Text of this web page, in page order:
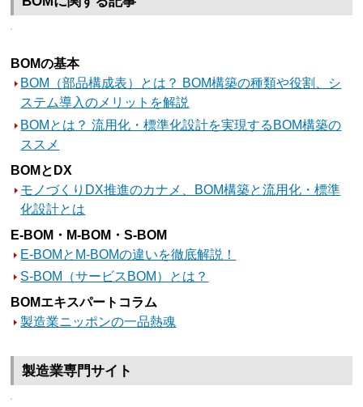
BOMの基本
BOM（部品構成表）とは？ BOM構築の種類や役割、シ
ステム導入のメリットを解説
BOMとは？ 流用化・標準化設計を実現するBOM構築の
ススメ
BOMとDX
モノづくりDX推進のカナメ、BOM構築と流用化・標準
化設計とは
E-BOM・M-BOM・S-BOM
E-BOMとM-BOMの違いを徹底解説！
S-BOM（サービスBOM）とは？
BOMエキスパートコラム
製造業ニッポンの一品熱魂
製造業専門サイト